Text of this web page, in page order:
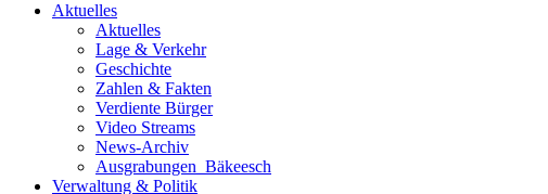
Aktuelles
Aktuelles
Lage & Verkehr
Geschichte
Zahlen & Fakten
Verdiente Bürger
Video Streams
News-Archiv
Ausgrabungen_Bäkeesch
Verwaltung & Politik